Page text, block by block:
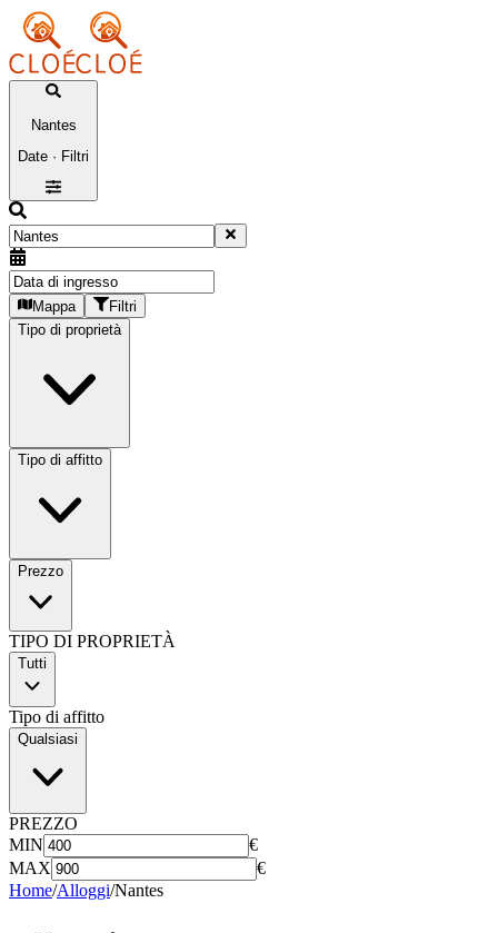
Nantes
Date · Filtri
Mappa
Filtri
Tipo di proprietà
Tipo di affitto
Prezzo
TIPO DI PROPRIETÀ
Tutti
Tipo di affitto
Qualsiasi
PREZZO
MIN
€
MAX
€
Home/Alloggi/Nantes